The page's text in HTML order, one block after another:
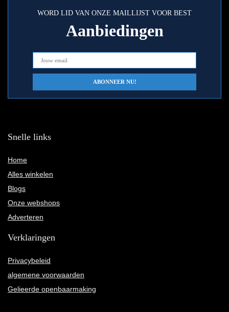
WORD LID VAN ONZE MAILLIJST VOOR BEST
Aanbiedingen
Snelle links
Home
Alles winkelen
Blogs
Onze webshops
Adverteren
Verklaringen
Privacybeleid
algemene voorwaarden
Gelieerde openbaarmaking